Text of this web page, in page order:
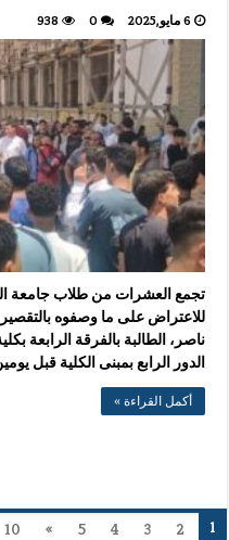
6 مايو,2025 0
938
تجمع العشرات من طلاب جامعة
للاعتراض على ما وصفوه بالتقصير
ناصر، الطالبة بالفرقة الرابعة
الدور الرابع بمبنى الكلية قبل
أكمل القراءة »
1
2
3
4
5
»
10